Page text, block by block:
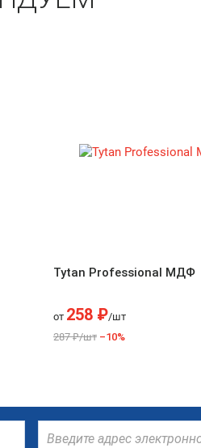
Tytan Professional МДФ
от 258 ₽/шт
287 ₽/шт –10%